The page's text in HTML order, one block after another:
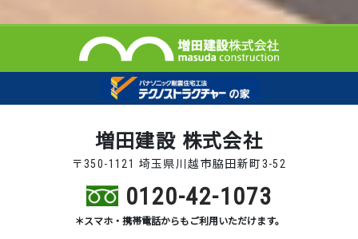
増田建設 株式会社
〒350-1121 埼玉県川越市脇田新町3-52
0120-42-1073
＊スマホ・携帯電話からもご利用いただけます。